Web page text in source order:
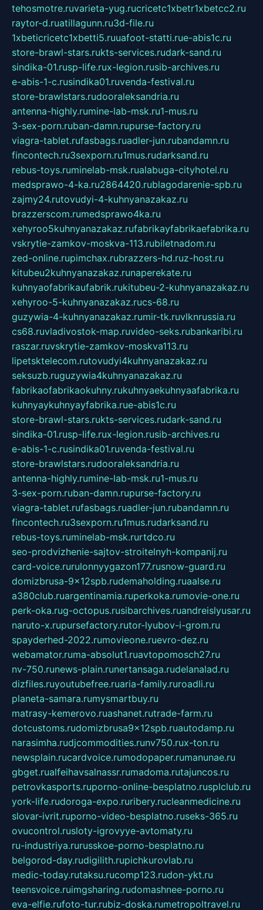
tehosmotre.ruvarieta-yug.rucricetc1xbetr1xbetcc2.ru
raytor-d.ruatillagunn.ru3d-file.ru
1xbeticricetc1xbetti5.ruuafoot-statti.rue-abis1c.ru
store-brawl-stars.rukts-services.rudark-sand.ru
sindika-01.rusp-life.rux-legion.rusib-archives.ru
e-abis-1-c.rusindika01.ruvenda-festival.ru
store-brawlstars.rudooraleksandria.ru
antenna-highly.rumine-lab-msk.ru1-mus.ru
3-sex-porn.ruban-damn.rupurse-factory.ru
viagra-tablet.rufasbags.ruadler-jun.rubandamn.ru
fincontech.ru3sexporn.ru1mus.rudarksand.ru
rebus-toys.ruminelab-msk.rualabuga-cityhotel.ru
medsprawo-4-ka.ru2864420.rublagodarenie-spb.ru
zajmy24.rutovudyi-4-kuhnyanazakaz.ru
brazzerscom.rumedsprawo4ka.ru
xehyroo5kuhnyanazakaz.rufabrikayfabrikaefabrika.ru
vskrytie-zamkov-moskva-113.rubiletnadom.ru
zed-online.rupimchax.rubrazzers-hd.ruz-host.ru
kitubeu2kuhnyanazakaz.runaperekate.ru
kuhnyaofabrikaufabrik.rukitubeu-2-kuhnyanazakaz.ru
xehyroo-5-kuhnyanazakaz.rucs-68.ru
guzywia-4-kuhnyanazakaz.rumir-tk.ruvlknrussia.ru
cs68.ruvladivostok-map.ruvideo-seks.rubankaribi.ru
raszar.ruvskrytie-zamkov-moskva113.ru
lipetsktelecom.rutovudyi4kuhnyanazakaz.ru
seksuzb.ruguzywia4kuhnyanazakaz.ru
fabrikaofabrikaokuhny.rukuhnyaekuhnyaafabrika.ru
kuhnyaykuhnyayfabrika.rue-abis1c.ru
store-brawl-stars.rukts-services.rudark-sand.ru
sindika-01.rusp-life.rux-legion.rusib-archives.ru
e-abis-1-c.rusindika01.ruvenda-festival.ru
store-brawlstars.rudooraleksandria.ru
antenna-highly.rumine-lab-msk.ru1-mus.ru
3-sex-porn.ruban-damn.rupurse-factory.ru
viagra-tablet.rufasbags.ruadler-jun.rubandamn.ru
fincontech.ru3sexporn.ru1mus.rudarksand.ru
rebus-toys.ruminelab-msk.rurtdco.ru
seo-prodvizhenie-sajtov-stroitelnyh-kompanij.ru
card-voice.rurulonnyygazon177.rusnow-guard.ru
domizbrusa-9x12spb.rudemaholding.ruaalse.ru
a380club.ruargentinamia.ruperkoka.rumovie-one.ru
perk-oka.rug-octopus.rusibarchives.ruandreislyusar.ru
naruto-x.rupursefactory.rutor-lyubov-i-grom.ru
spayderhed-2022.rumovieone.ruevro-dez.ru
webamator.ruma-absolut1.ruavtopomosch27.ru
nv-750.runews-plain.runertansaga.rudelanalad.ru
dizfiles.ruyoutubefree.ruaria-family.ruroadli.ru
planeta-samara.rumysmartbuy.ru
matrasy-kemerovo.ruashanet.rutrade-farm.ru
dotcustoms.rudomizbrusa9x12spb.ruautodamp.ru
narasimha.rudjcommodities.runv750.rux-ton.ru
newsplain.rucardvoice.rumodopaper.rumanunae.ru
gbget.rualfeihavsalnassr.rumadoma.rutajuncos.ru
petrovkasports.ruporno-online-besplatno.rusplclub.ru
york-life.rudoroga-expo.ruribery.rucleanmedicine.ru
slovar-ivrit.ruporno-video-besplatno.ruseks-365.ru
ovucontrol.rusloty-igrovyye-avtomaty.ru
ru-industriya.rurusskoe-porno-besplatno.ru
belgorod-day.rudigilith.rupichkurovlab.ru
medic-today.rutaksu.rucomp123.rudon-ykt.ru
teensvoice.ruimgsharing.rudomashnee-porno.ru
eva-elfie.rufoto-tur.rubiz-doska.rumetropoltravel.ru